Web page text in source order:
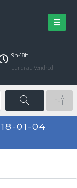
9h-18h
Lundi au Vendredi
01-04